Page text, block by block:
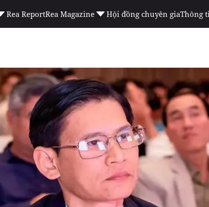
Rea ReportRea Magazine Hội đồng chuyên giaThông